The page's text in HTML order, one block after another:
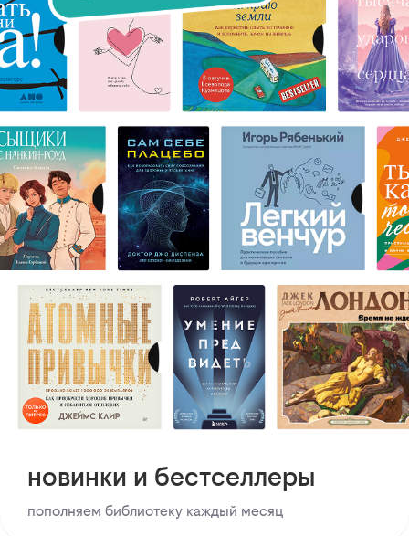
новинки и бестселлеры
пополняем библиотеку каждый месяц